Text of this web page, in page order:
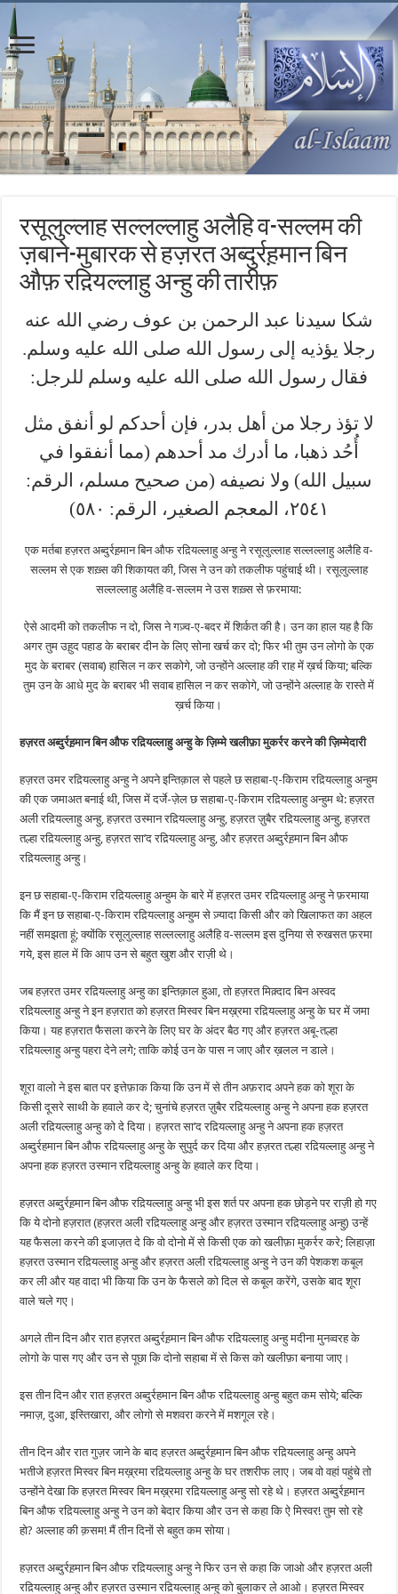
रसूलुल्लाह सल्लल्लाहु अलैहि व-सल्लम की
ज़बाने-मुबारक से हज़रत अब्दुर्रह़मान बिन
औफ़ रद़ियल्लाहु अन्हु की तारीफ़
شكا سيدنا عبد الرحمن بن عوف رضي الله عنه
رجلا يؤذيه إلى رسول الله صلى الله عليه وسلم.
فقال رسول الله صلى الله عليه وسلم للرجل:
لا تؤذ رجلا من أهل بدر، فإن أحدكم لو أنفق مثل
أُحُد ذهبا، ما أدرك مد أحدهم (مما أنفقوا في
سبيل الله) ولا نصيفه (من صحيح مسلم، الرقم:
٢٥٤١، المعجم الصغير، الرقم: ٥٨٠)
एक मर्तबा हज़रत अब्दुर्रह़मान बिन औफ रद़ियल्लाहु अन्हु ने रसूलुल्लाह सल्लल्लाहु अलैहि व-
सल्लम से एक शख़्स की शिकायत की, जिस ने उन को तकलीफ पहुंचाई थी। रसूलुल्लाह
सल्लल्लाहु अलैहि व-सल्लम ने उस शख़्स से फ़रमाया:
ऐसे आदमी को तकलीफ न दो, जिस ने गज़्व-ए-बदर में शिर्कत की है। उन का हाल यह है कि
अगर तुम उह़ुद पहाड के बराबर दीन के लिए सोना खर्च कर दो; फिर भी तुम उन लोगो के एक
मुद के बराबर (सवाब) हासिल न कर सकोगे, जो उन्होंने अल्लाह की राह में ख़र्च किया; बल्कि
तुम उन के आधे मुद के बराबर भी सवाब हासिल न कर सकोगे, जो उन्होंने अल्लाह के रास्ते में
ख़र्च किया।
हज़रत अब्दुर्रह़मान बिन औफ रद़ियल्लाहु अन्हु के ज़िम्मे खलीफ़ा मुकर्रर करने की ज़िम्मेदारी
हज़रत उमर रद़ियल्लाहु अन्हु ने अपने इन्तिक़ाल से पहले छ सहाबा-ए-किराम रद़ियल्लाहु अन्हुम
की एक जमाअत बनाई थी, जिस में दर्जे-ज़ेल छ सहाबा-ए-किराम रद़ियल्लाहु अन्हुम थे: हज़रत
अली रद़ियल्लाहु अन्हु, हज़रत उस्मान रद़ियल्लाहु अन्हु, हज़रत ज़ुबैर रद़ियल्लाहु अन्हु, हज़रत
तल्हा रद़ियल्लाहु अन्हु, हज़रत सा’द रद़ियल्लाहु अन्हु, और हज़रत अब्दुर्रह़मान बिन औफ
रद़ियल्लाहु अन्हु।
इन छ सहाबा-ए-किराम रद़ियल्लाहु अन्हुम के बारे में हज़रत उमर रद़ियल्लाहु अन्हु ने फ़रमाया
कि मैं इन छ सहाबा-ए-किराम रद़ियल्लाहु अन्हुम से ज़्यादा किसी और को खिलाफत का अहल
नहीं समझता हूं; क्योंकि रसूलुल्लाह सल्लल्लाहु अलैहि व-सल्लम इस दुनिया से रुखसत फ़रमा
गये, इस हाल में कि आप उन से बहुत खुश और राज़ी थे।
जब हज़रत उमर रद़ियल्लाहु अन्हु का इन्तिक़ाल हुआ, तो हज़रत मिक़्दाद बिन अस्वद
रद़ियल्लाहु अन्हु ने इन हज़रात को हज़रत मिस्वर बिन मख़्रमा रद़ियल्लाहु अन्हु के घर में जमा
किया। यह हज़रात फैसला करने के लिए घर के अंदर बैठ गए और हज़रत अबू-तल्हा
रद़ियल्लाहु अन्हु पहरा देने लगे; ताकि कोई उन के पास न जाए और ख़लल न डाले।
शूरा वालो ने इस बात पर इत्तेफ़ाक किया कि उन में से तीन अफ़राद अपने हक को शूरा के
किसी दूसरे साथी के हवाले कर दे; चुनांचे हज़रत ज़ुबैर रद़ियल्लाहु अन्हु ने अपना हक हज़रत
अली रद़ियल्लाहु अन्हु को दे दिया। हज़रत सा’द रद़ियल्लाहु अन्हु ने अपना हक हज़रत
अब्दुर्रहमान बिन औफ रद़ियल्लाहु अन्हु के सुपुर्द कर दिया और हज़रत तल्हा रद़ियल्लाहु अन्हु ने
अपना हक हज़रत उस्मान रद़ियल्लाहु अन्हु के हवाले कर दिया।
हज़रत अब्दुर्रह़मान बिन औफ रद़ियल्लाहु अन्हु भी इस शर्त पर अपना हक छोड़ने पर राज़ी हो गए
कि ये दोनो हज़रात (हज़रत अली रद़ियल्लाहु अन्हु और हज़रत उस्मान रद़ियल्लाहु अन्हु) उन्हें
यह फैसला करने की इजाज़त दे कि वो दोनो में से किसी एक को खलीफ़ा मुकर्रर करे; लिहाज़ा
हज़रत उस्मान रद़ियल्लाहु अन्हु और हज़रत अली रद़ियल्लाहु अन्हु ने उन की पेशकश कबूल
कर ली और यह वादा भी किया कि उन के फैसले को दिल से कबूल करेंगे, उसके बाद शूरा
वाले चले गए।
अगले तीन दिन और रात हज़रत अब्दुर्रह़मान बिन औफ रद़ियल्लाहु अन्हु मदीना मुनव्वरह के
लोगो के पास गए और उन से पूछा कि दोनो सहाबा में से किस को खलीफ़ा बनाया जाए।
इस तीन दिन और रात हज़रत अब्दुर्रहमान बिन औफ रद़ियल्लाहु अन्हु बहुत कम सोये; बल्कि
नमाज़, दुआ, इस्तिखारा, और लोगो से मशवरा करने में मशगूल रहे।
तीन दिन और रात गुज़र जाने के बाद हज़रत अब्दुर्रह़मान बिन औफ रद़ियल्लाहु अन्हु अपने
भतीजे हज़रत मिस्वर बिन मख़्रमा रद़ियल्लाहु अन्हु के घर तशरीफ लाए। जब वो वहां पहुंचे तो
उन्होंने देखा कि हज़रत मिस्वर बिन मख़्रमा रद़ियल्लाहु अन्हु सो रहे थे। हज़रत अब्दुर्रह़मान
बिन औफ रद़ियल्लाहु अन्हु ने उन को बेदार किया और उन से कहा कि ऐ मिस्वर! तुम सो रहे
हो? अल्लाह की क़सम! मैं तीन दिनों से बहुत कम सोया।
हज़रत अब्दुर्रह़मान बिन औफ रद़ियल्लाहु अन्हु ने फिर उन से कहा कि जाओ और हज़रत अली
रद़ियल्लाहु अन्हु और हज़रत उस्मान रद़ियल्लाहु अन्हु को बुलाकर ले आओ। हज़रत मिस्वर